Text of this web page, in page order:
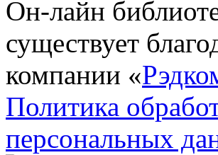
Он-лайн
существует
компании «
Политика
персональных